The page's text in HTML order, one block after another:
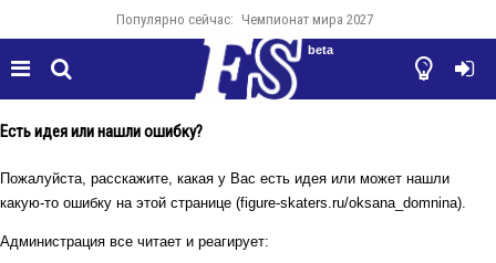
Популярно сейчас: Чемпионат мира 2027
  

beta
Есть идея или нашли ошибку?
Пожалуйста, расскажите, какая у Вас есть идея или может нашли
какую-то ошибку на этой странице (figure-skaters.ru/oksana_domnina).
Администрация все читает и реагирует: